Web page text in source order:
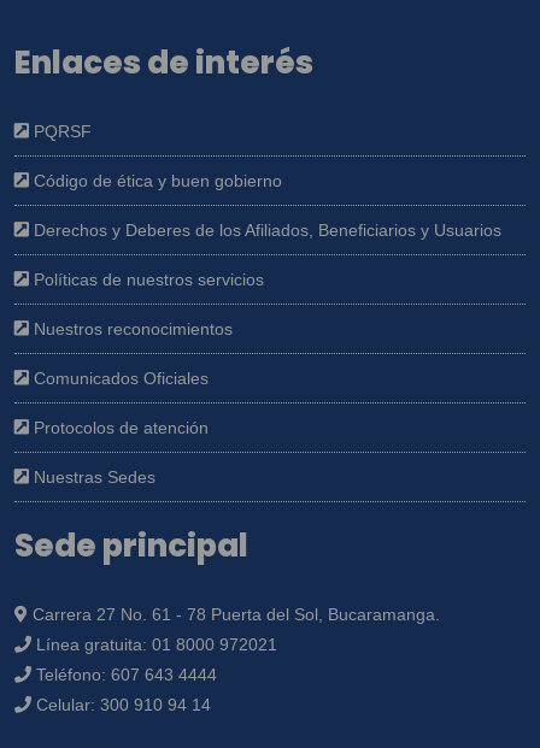
Enlaces de interés
PQRSF
Código de ética y buen gobierno
Derechos y Deberes de los Afiliados, Beneficiarios y Usuarios
Políticas de nuestros servicios
Nuestros reconocimientos
Comunicados Oficiales
Protocolos de atención
Nuestras Sedes
Sede principal
Carrera 27 No. 61 - 78 Puerta del Sol, Bucaramanga.
Línea gratuita: 01 8000 972021
Teléfono: 607 643 4444
Celular: 300 910 94 14